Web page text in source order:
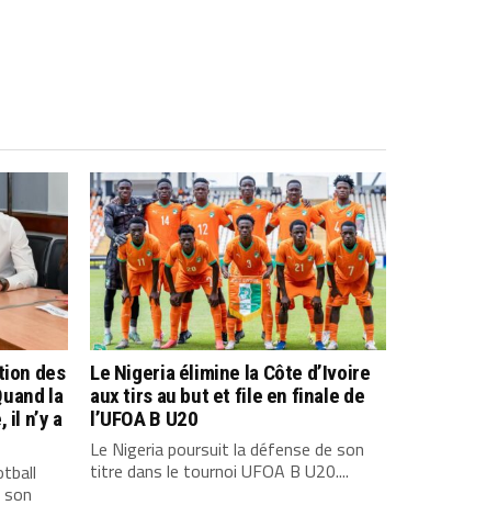
des
la
il n’y a
Le Nigeria élimine la Côte d’Ivoire
aux tirs au but et file en finale de
l’UFOA B U20
Le Nigeria poursuit la défense de son
titre dans le tournoi UFOA B U20....